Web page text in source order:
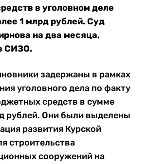
в уголовном деле
1 млрд рублей. Суд
на два месяца,
СИЗО.
задержаны в рамках
уголовного дела по факту
средств в сумме
рублей. Они были выделены
развития Курской
строительства
сооружений на